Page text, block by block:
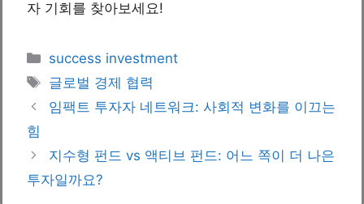
자 기회를 찾아보세요!
Categories
success investment
Tags
글로벌 경제 협력
임팩트 투자자 네트워크: 사회적 변화를 이끄는
힘
지수형 펀드 vs 액티브 펀드: 어느 쪽이 더 나은
투자일까요?